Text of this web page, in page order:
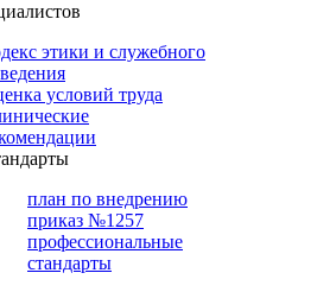
этики и служебного
условий труда
план по внедрению
приказ №1257
профессиональные
стандарты